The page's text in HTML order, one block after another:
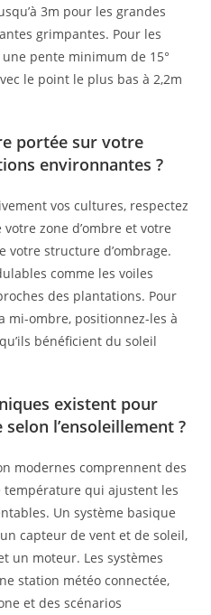
3m pour les grandes
grimpantes. Pour les
pente minimum de 15°
le point le plus bas à 2,2m
portée sur votre
environnantes ?
vos cultures, respectez
zone d’ombre et votre
votre structure d’ombrage.
comme les voiles
des plantations. Pour
mi-ombre, positionnez-les à
bénéficient du soleil
existent pour
l’ensoleillement ?
modernes comprennent des
qui ajustent les
Un système basique
capteur de vent et de soleil,
un moteur. Les systèmes
station météo connectée,
et des scénarios